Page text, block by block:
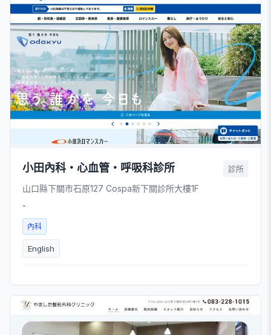
小田內科・心血管・呼吸科診所 診所
山口縣下關市石原127 Cospa新下關診所大樓1F
-
內科
English